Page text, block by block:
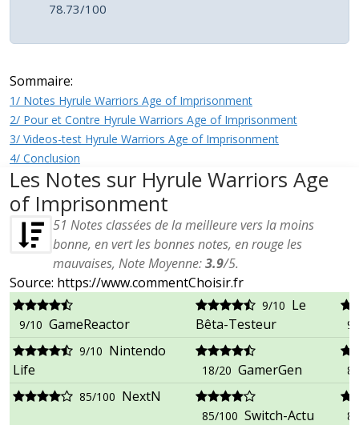
78.73/100
Sommaire:
1/ Notes Hyrule Warriors Age of Imprisonment
2/ Pour et Contre Hyrule Warriors Age of Imprisonment
3/ Videos-test Hyrule Warriors Age of Imprisonment
4/ Conclusion
Les Notes sur Hyrule Warriors Age
of Imprisonment
51 Notes classées de la meilleure vers la moins
bonne, en vert les bonnes notes, en rouge les
mauvaises, Note Moyenne:3.9/5.
Source: https://www.commentChoisir.fr
9/10 GameReactor
9/10 Le
Bêta-Testeur
9/10 Nintendo
Life
18/20 GamerGen
85/100 NextN
85/100 Switch-Actu